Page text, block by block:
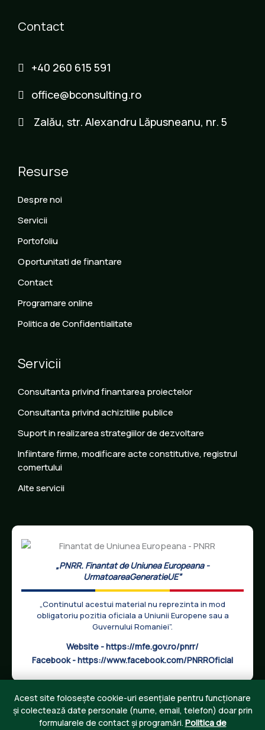
Contact
+40 260 615 591
office@bconsulting.ro
Zalău, str. Alexandru Lăpusneanu, nr. 5
Resurse
Despre noi
Servicii
Portofoliu
Oportunitati de finantare
Contact
Programare online
Politica de Confidentialitate
Servicii
Consultanta privind finantarea proiectelor
Consultanta privind achizitiile publice
Suport in realizarea strategiilor de dezvoltare
Infiintare firme, modificare acte constitutive, registrul
comertului
Alte servicii
„PNRR. Finantat de Uniunea Europeana -
UrmatoareaGeneratieUE”
„Continutul acestui material nu reprezinta in mod
obligatoriu pozitia oficiala a Uniunii Europene sau a
Guvernului Romaniei”.
Website -https://mfe.gov.ro/pnrr/
Facebook -https://www.facebook.com/PNRROficial
Copyright © 2026 Best Consulting
Acest site folosește cookie-uri esențiale pentru funcționare
și colectează date personale (nume, email, telefon) doar prin
formularele de contact și programări. Politica de